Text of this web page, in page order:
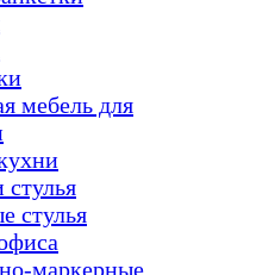
мебель для
стулья
маркерные